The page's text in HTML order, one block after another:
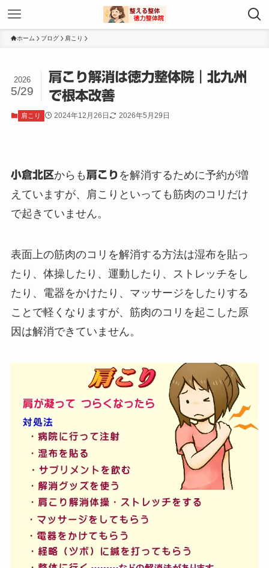
ホーム ブログ 肩こり
肩こり解消は徳力整体院｜北九州
で根本改善
2026
5/29
肩こり 2024年12月26日 2026年5月29日
小倉北区からも肩こり を解消するために予約が増
えていますが、肩こりといっても筋肉のコリだけ
で起きていません。
表面上の筋肉のコリを解消する方法は湿布を貼っ
たり、体操したり、運動したり、ストレッチをし
たり、電器をかけたり、マッサージをしたりする
ことで軽くなりますが、筋肉のコリを起こした原
因は解消できていません。